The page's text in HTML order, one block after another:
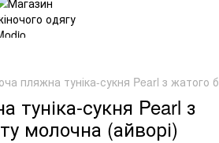
пляжна туніка-сукня Pearl з жатого
туніка-сукня Pearl з
молочна (айворі)